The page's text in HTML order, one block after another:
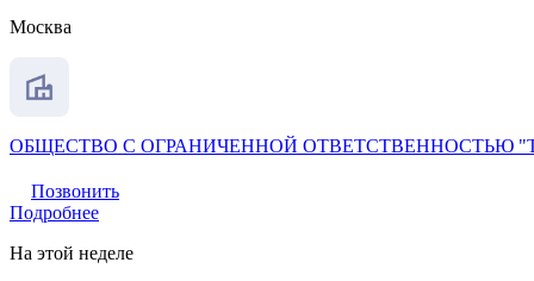
Москва
ОБЩЕСТВО С ОГРАНИЧЕННОЙ ОТВЕТСТВЕННОСТЬЮ
Позвонить
Подробнее
На этой неделе